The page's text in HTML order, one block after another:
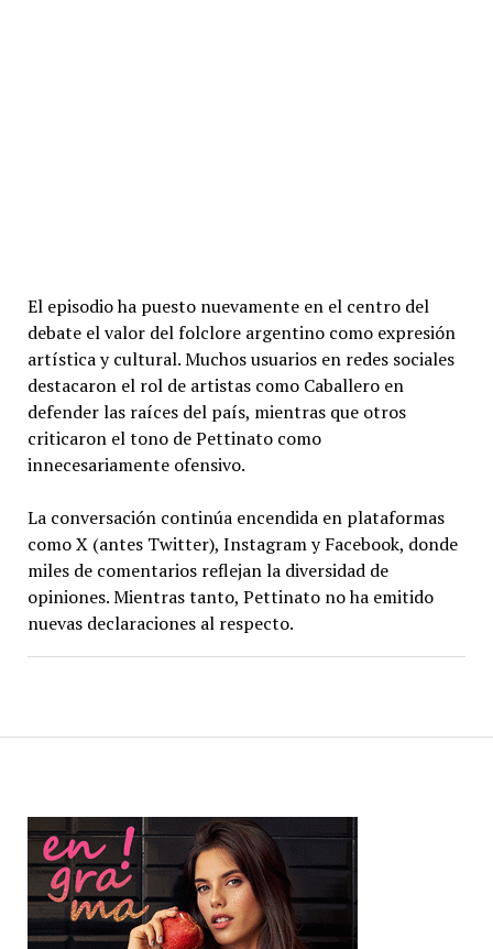
El episodio ha puesto nuevamente en el centro del
debate el valor del folclore argentino como expresión
artística y cultural. Muchos usuarios en redes sociales
destacaron el rol de artistas como Caballero en
defender las raíces del país, mientras que otros
criticaron el tono de Pettinato como
innecesariamente ofensivo.
La conversación continúa encendida en plataformas
como X (antes Twitter), Instagram y Facebook, donde
miles de comentarios reflejan la diversidad de
opiniones. Mientras tanto, Pettinato no ha emitido
nuevas declaraciones al respecto.